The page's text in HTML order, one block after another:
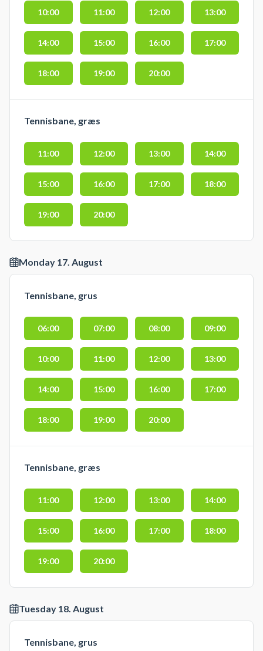
10:00 11:00 12:00 13:00
14:00 15:00 16:00 17:00
18:00 19:00 20:00
Tennisbane, græs
11:00 12:00 13:00 14:00
15:00 16:00 17:00 18:00
19:00 20:00
Monday 17. August
Tennisbane, grus
06:00 07:00 08:00 09:00
10:00 11:00 12:00 13:00
14:00 15:00 16:00 17:00
18:00 19:00 20:00
Tennisbane, græs
11:00 12:00 13:00 14:00
15:00 16:00 17:00 18:00
19:00 20:00
Tuesday 18. August
Tennisbane, grus